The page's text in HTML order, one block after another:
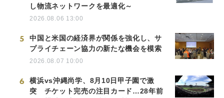
し物流ネットワークを最適化～
2026.08.06 13:00
5
中国と米国の経済界が関係を強化し、サ
プライチェーン協力の新たな機会を模索
2026.08.07 10:00
6
横浜vs沖縄尚学、8月10日甲子園で激
突 チケット完売の注目カード…28年前